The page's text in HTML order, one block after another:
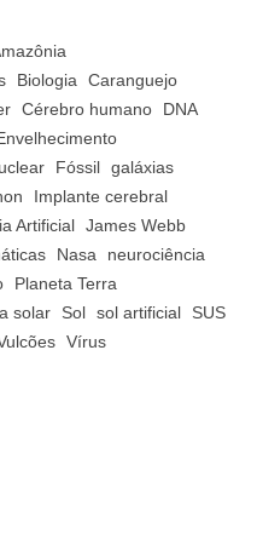
Biologia
Caranguejo
Cérebro humano
DNA
Fóssil galáxias
Implante cerebral
Artificial James Webb
Nasa
neurociência
Planeta Terra
solar Sol sol artificial
SUS
Vírus